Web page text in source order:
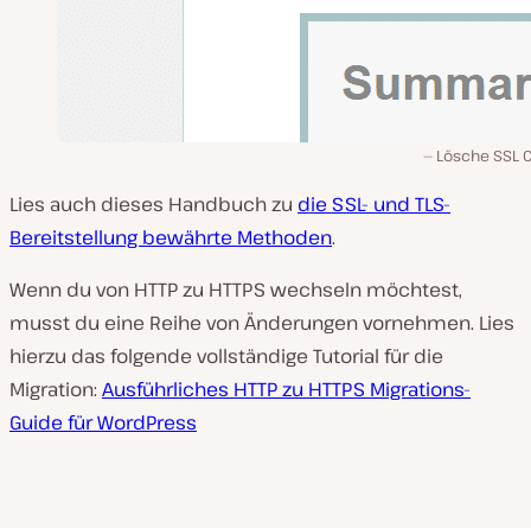
Lösche SSL
Lies auch dieses Handbuch zu die SSL- und TLS-
Bereitstellung bewährte Methoden.
Wenn du von HTTP zu HTTPS wechseln möchtest,
musst du eine Reihe von Änderungen vornehmen. Lies
hierzu das folgende vollständige Tutorial für die
Migration: Ausführliches HTTP zu HTTPS Migrations-
Guide für WordPress